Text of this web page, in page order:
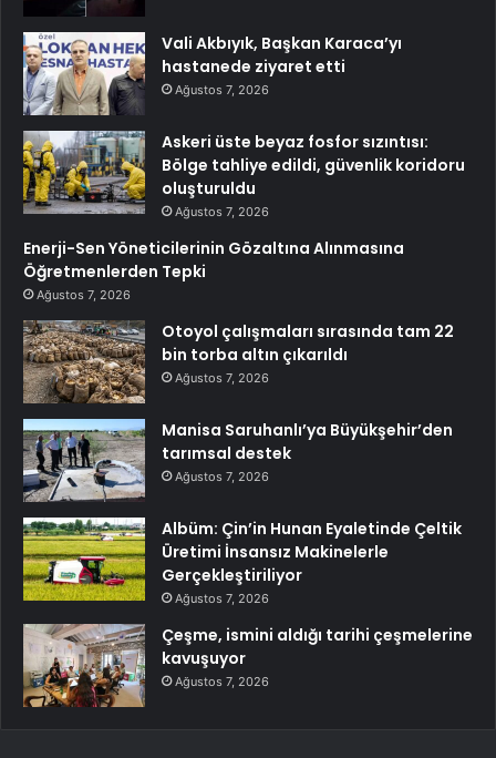
Vali Akbıyık, Başkan Karaca’yı
hastanede ziyaret etti
Ağustos 7, 2026
Askeri üste beyaz fosfor sızıntısı:
Bölge tahliye edildi, güvenlik koridoru
oluşturuldu
Ağustos 7, 2026
Enerji-Sen Yöneticilerinin Gözaltına Alınmasına
Öğretmenlerden Tepki
Ağustos 7, 2026
Otoyol çalışmaları sırasında tam 22
bin torba altın çıkarıldı
Ağustos 7, 2026
Manisa Saruhanlı’ya Büyükşehir’den
tarımsal destek
Ağustos 7, 2026
Albüm: Çin’in Hunan Eyaletinde Çeltik
Üretimi İnsansız Makinelerle
Gerçekleştiriliyor
Ağustos 7, 2026
Çeşme, ismini aldığı tarihi çeşmelerine
kavuşuyor
Ağustos 7, 2026